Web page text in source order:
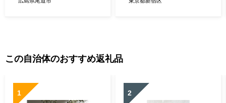
この自治体のおすすめ返礼品
1 2